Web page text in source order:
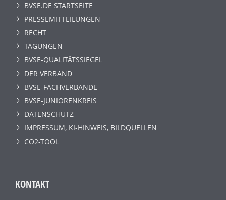
BVSE.DE STARTSEITE
PRESSEMITTEILUNGEN
RECHT
TAGUNGEN
BVSE-QUALITÄTSSIEGEL
DER VERBAND
BVSE-FACHVERBÄNDE
BVSE-JUNIORENKREIS
DATENSCHUTZ
IMPRESSUM, KI-HINWEIS, BILDQUELLEN
CO2-TOOL
KONTAKT